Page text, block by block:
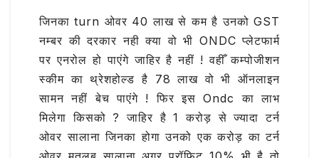
जिनका turn ओवर 40 लाख से कम है उनको GST
नम्बर की दरकार नही क्या वो भी ONDC प्लेटफार्म
पर एनरोल हो पाएंगे जाहिर है नहीं ! वहीँ कम्पोजीशन
स्कीम का थ्रेशहोल्ड है 78 लाख वो भी ऑनलाइन
सामन नहीं बेच पाएंगे ! फिर इस Ondc का लाभ
मिलेगा किसको ? जाहिर है 1 करोड़ से ज्यादा टर्न
ओवर सालाना जिनका होगा उनको एक करोड़ का टर्न